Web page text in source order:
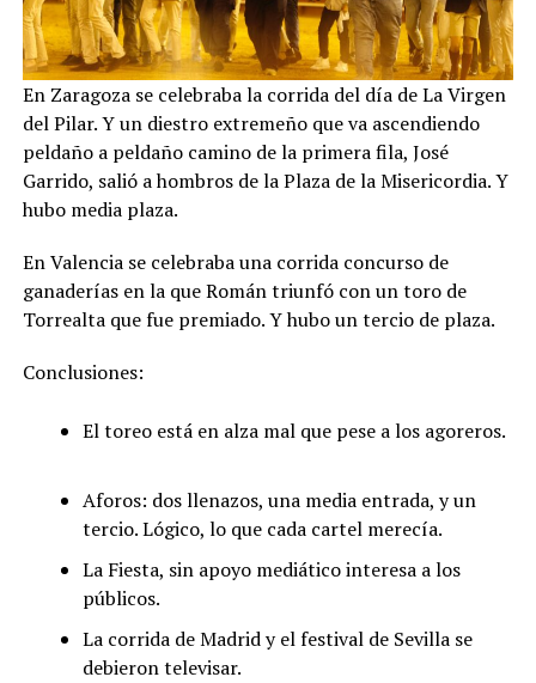
En Zaragoza se celebraba la corrida del día de La Virgen
del Pilar. Y un diestro extremeño que va ascendiendo
peldaño a peldaño camino de la primera fila, José
Garrido, salió a hombros de la Plaza de la Misericordia. Y
hubo media plaza.
En Valencia se celebraba una corrida concurso de
ganaderías en la que Román triunfó con un toro de
Torrealta que fue premiado. Y hubo un tercio de plaza.
Conclusiones:
El toreo está en alza mal que pese a los agoreros.
Aforos: dos llenazos, una media entrada, y un
tercio. Lógico, lo que cada cartel merecía.
La Fiesta, sin apoyo mediático interesa a los
públicos.
La corrida de Madrid y el festival de Sevilla se
debieron televisar.